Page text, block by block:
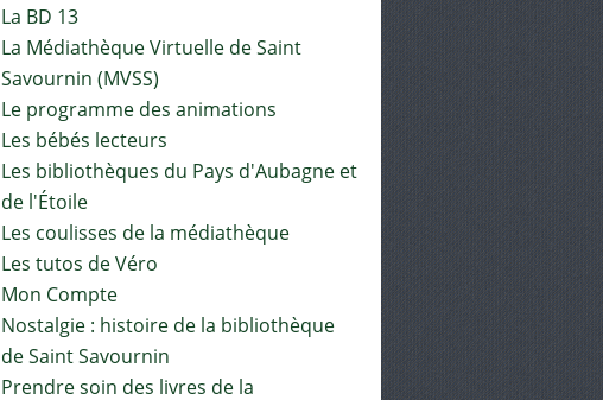
La BD 13
La Médiathèque Virtuelle de Saint
Savournin (MVSS)
Le programme des animations
Les bébés lecteurs
Les bibliothèques du Pays d'Aubagne et
de l'Étoile
Les coulisses de la médiathèque
Les tutos de Véro
Mon Compte
Nostalgie : histoire de la bibliothèque
de Saint Savournin
Prendre soin des livres de la